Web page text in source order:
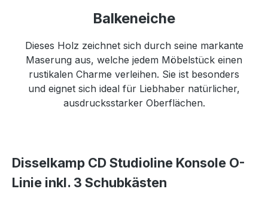
Balkeneiche
Dieses Holz zeichnet sich durch seine markante
Maserung aus, welche jedem Möbelstück einen
rustikalen Charme verleihen. Sie ist besonders
und eignet sich ideal für Liebhaber natürlicher,
ausdrucksstarker Oberflächen.
Disselkamp CD Studioline Konsole O-
Linie inkl. 3 Schubkästen